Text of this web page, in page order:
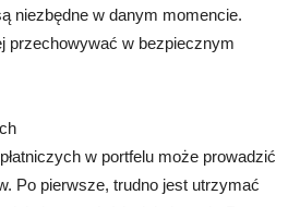
niezbędne w danym momencie.
przechowywać w bezpiecznym
w portfelu może prowadzić
Po pierwsze, trudno jest utrzymać